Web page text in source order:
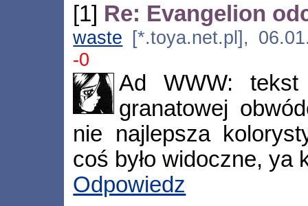
[1] Re: Evangelion
waste [*.toya.net.pl],
-0
Ad WWW:
granatowej
nie najlepsza
coś było widoczne, ya
Odpowiedz